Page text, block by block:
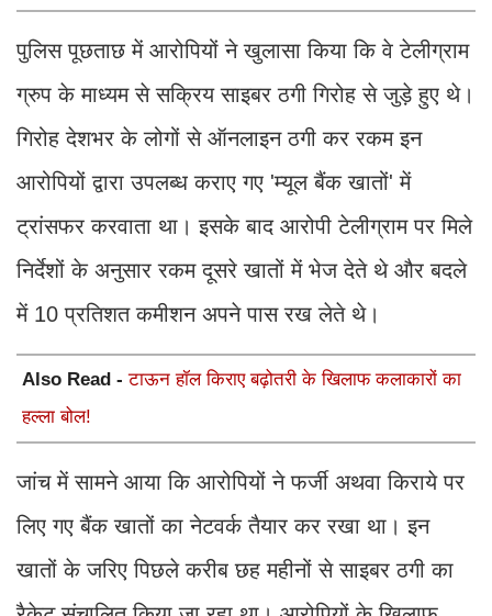
पुलिस पूछताछ में आरोपियों ने खुलासा किया कि वे टेलीग्राम
ग्रुप के माध्यम से सक्रिय साइबर ठगी गिरोह से जुड़े हुए थे।
गिरोह देशभर के लोगों से ऑनलाइन ठगी कर रकम इन
आरोपियों द्वारा उपलब्ध कराए गए 'म्यूल बैंक खातों' में
ट्रांसफर करवाता था। इसके बाद आरोपी टेलीग्राम पर मिले
निर्देशों के अनुसार रकम दूसरे खातों में भेज देते थे और बदले
में 10 प्रतिशत कमीशन अपने पास रख लेते थे।
Also Read -टाऊन हॉल किराए बढ़ोतरी के खिलाफ कलाकारों का
हल्ला बोल!
जांच में सामने आया कि आरोपियों ने फर्जी अथवा किराये पर
लिए गए बैंक खातों का नेटवर्क तैयार कर रखा था। इन
खातों के जरिए पिछले करीब छह महीनों से साइबर ठगी का